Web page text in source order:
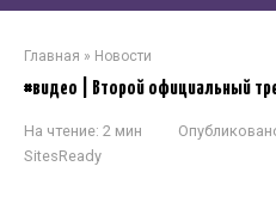
Главная » Новости
#видео | Второй официальный
На чтение: 2 мин
SitesReady